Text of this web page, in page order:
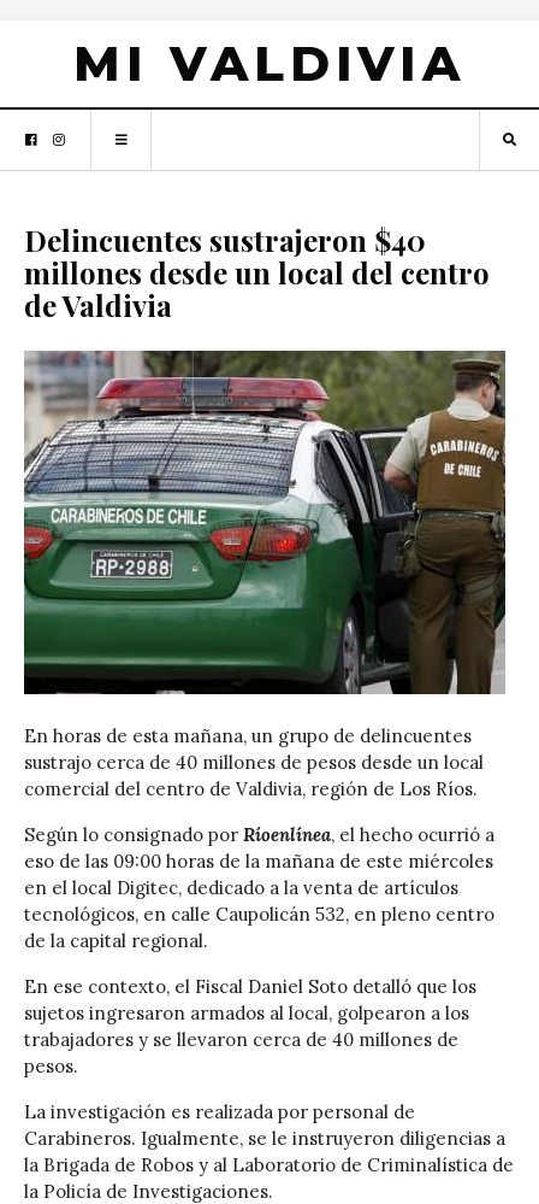
MI VALDIVIA
Delincuentes sustrajeron $40
millones desde un local del centro
de Valdivia
En horas de esta mañana, un grupo de delincuentes
sustrajo cerca de 40 millones de pesos desde un local
comercial del centro de Valdivia, región de Los Ríos.
Según lo consignado por Ríoenlínea, el hecho ocurrió a
eso de las 09:00 horas de la mañana de este miércoles
en el local Digitec, dedicado a la venta de artículos
tecnológicos, en calle Caupolicán 532, en pleno centro
de la capital regional.
En ese contexto, el Fiscal Daniel Soto detalló que los
sujetos ingresaron armados al local, golpearon a los
trabajadores y se llevaron cerca de 40 millones de
pesos.
La investigación es realizada por personal de
Carabineros. Igualmente, se le instruyeron diligencias a
la Brigada de Robos y al Laboratorio de Criminalística de
la Policía de Investigaciones.